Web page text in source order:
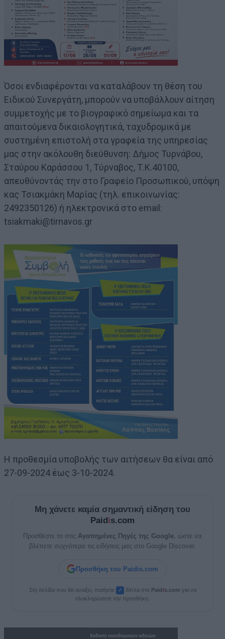
Όσοι ενδιαφέρονται να καταλάβουν τη θέση του
Ειδικού Συνεργάτη, μπορούν να υποβάλλουν αίτηση
συμμετοχής με το βιογραφικό σημείωμα και τα
απαιτούμενα δικαιολογητικά, ταχυδρομικά με
συστημένη επιστολή στα γραφεία της υπηρεσίας
μας στην ακόλουθη διεύθυνση: Δήμος Τυρνάβου,
Σταύρου Καράσσου 1, Τύρναβος, Τ.Κ.40100,
απευθύνοντάς την στο Γραφείο Προσωπικού, υπόψη
κας Τσιακμάκη Μαρίας (τηλ. επικοινωνίας:
2492350126) ή ηλεκτρονικά στο email:
tsiakmaki@tirnavos.gr
Η προθεσμία υποβολής των αιτήσεων θα είναι από
27-09-2024 έως 3-10-2024.
Μη χάνετε καμία σημαντική είδηση του
Paidis.com
Προσθέστε το στις Αγαπημένες Πηγές της Google , ώστε να
βλέπετε συχνότερα τις ειδήσεις μας στο Google Discover.
Προσθήκη του Paidis.com
Στη σελίδα που θα ανοίξει, πατήστε ✓ δίπλα στο Paidis.com για να
ολοκληρώσετε την προσθήκη.